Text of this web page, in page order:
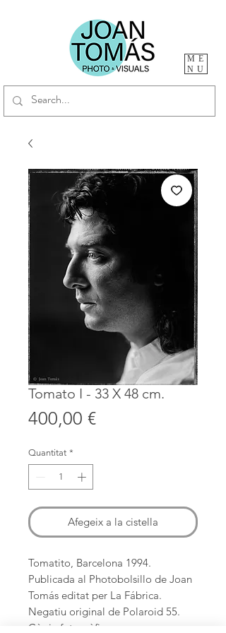
ME
NU
Tomato I - 33 X 48 cm.
400,00 €Price
Quantitat *
Afegeix a la cistella
Tomatito, Barcelona 1994.
Publicada al Photobolsillo de Joan
Tomás editat per La Fábrica.
Negatiu original de Polaroid 55.
Còpia fotogràfica en paper